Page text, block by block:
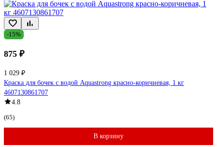
-15%
875 ₽
1 029 ₽
Краска для бочек с водой Aquastrong красно-коричневая, 1 кг
4607130861707
4.8
(65)
В корзину